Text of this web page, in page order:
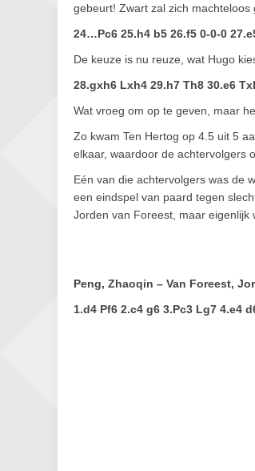
gebeurt! Zwart zal zich
24…Pc6 25.h4 b5 26.f5 0-0-0
De keuze is nu reuze, wat Hugo
28.gxh6 Lxh4 29.h7 Th8 30.e6
Wat vroeg om op te geven, maar
Zo kwam Ten Hertog op 4.5 uit 5
elkaar, waardoor de achtervolgers
Eén van die achtervolgers was de
een eindspel van paard tegen
Jorden van Foreest, maar eigenlijk
Peng, Zhaoqin – Van Foreest,
1.d4 Pf6 2.c4 g6 3.Pc3 Lg7 4.e4